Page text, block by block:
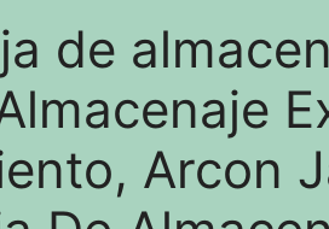
de
Arcon